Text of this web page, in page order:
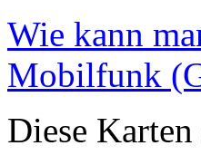
Wie kann
Mobilfunk
Diese